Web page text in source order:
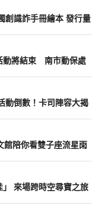
創識詐手冊繪本 發行量
動將結束 南市動保處
動倒數！卡司陣容大揭
陪你看雙子座流星雨
來場跨時空尋寶之旅